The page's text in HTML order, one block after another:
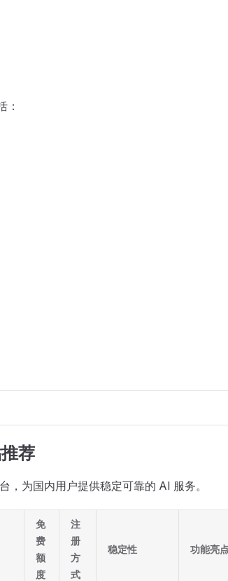
：
荐
，为国内用户提供稳定可靠的 AI 服务。
免
费
额
度
注
册
方
式
稳定性 功能亮